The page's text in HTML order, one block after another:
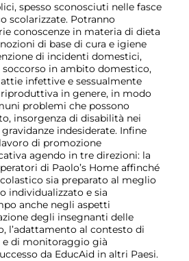
spesso sconosciuti nelle fasce
scolarizzate. Potranno
conoscenze in materia di dieta
di base di cura e igiene
di incidenti domestici,
in ambito domestico,
infettive e sessualmente
in genere, in modo
problemi che possono
insorgenza di disabilità nei
indesiderate. Infine
di promozione
agendo in tre direzioni: la
di Paolo’s Home affinché
sia preparato al meglio
individualizzato e sia
anche negli aspetti
degli insegnanti delle
l’adattamento al contesto di
di monitoraggio già
da EducAid in altri Paesi.